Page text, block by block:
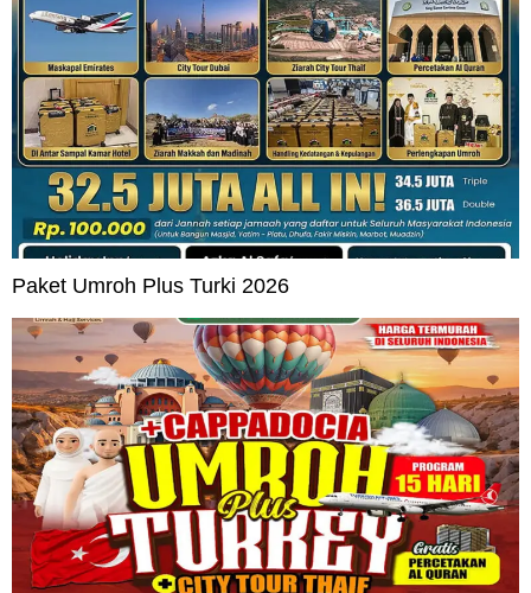
Paket Umroh Plus Turki 2026